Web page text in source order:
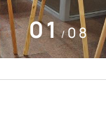
01/08